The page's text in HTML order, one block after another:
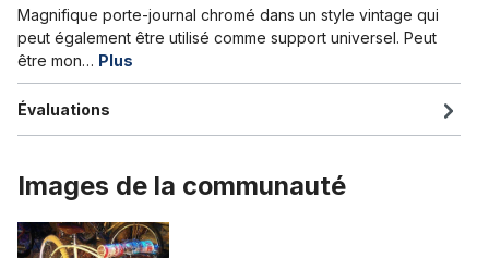
Magnifique porte-journal chromé dans un style vintage qui
peut également être utilisé comme support universel. Peut
être mon… Plus
Évaluations
Images de la communauté